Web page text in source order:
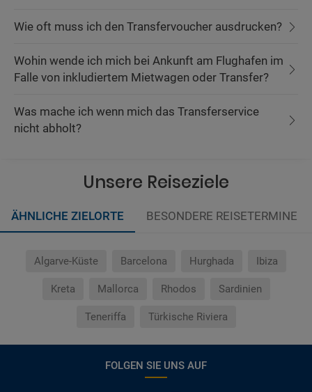
Wie oft muss ich den Transfervoucher ausdrucken?
Wohin wende ich mich bei Ankunft am Flughafen im
Falle von inkludiertem Mietwagen oder Transfer?
Was mache ich wenn mich das Transferservice
nicht abholt?
Unsere Reiseziele
ÄHNLICHE ZIELORTE BESONDERE REISETERMINE
Algarve-Küste Barcelona Hurghada Ibiza
Kreta Mallorca Rhodos Sardinien
Teneriffa Türkische Riviera
FOLGEN SIE UNS AUF